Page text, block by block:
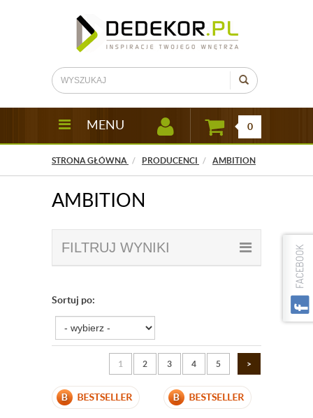
MENU 0
STRONA GŁÓWNA PRODUCENCI AMBITION
AMBITION
FILTRUJ WYNIKI
Sortuj po:
1 2 3 4 5 >